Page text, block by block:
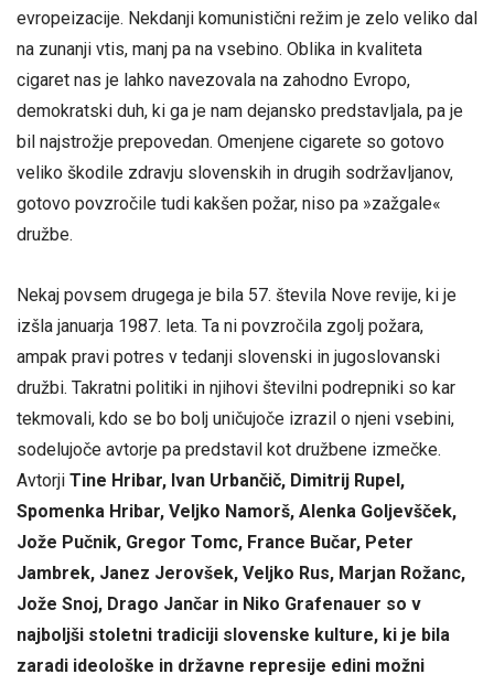
evropeizacije. Nekdanji komunistični režim je zelo veliko dal
na zunanji vtis, manj pa na vsebino. Oblika in kvaliteta
cigaret nas je lahko navezovala na zahodno Evropo,
demokratski duh, ki ga je nam dejansko predstavljala, pa je
bil najstrožje prepovedan. Omenjene cigarete so gotovo
veliko škodile zdravju slovenskih in drugih sodržavljanov,
gotovo povzročile tudi kakšen požar, niso pa »zažgale«
družbe.
Nekaj povsem drugega je bila 57. števila Nove revije, ki je
izšla januarja 1987. leta. Ta ni povzročila zgolj požara,
ampak pravi potres v tedanji slovenski in jugoslovanski
družbi. Takratni politiki in njihovi številni podrepniki so kar
tekmovali, kdo se bo bolj uničujoče izrazil o njeni vsebini,
sodelujoče avtorje pa predstavil kot družbene izmečke.
Avtorji Tine Hribar, Ivan Urbančič, Dimitrij Rupel,
Spomenka Hribar, Veljko Namorš, Alenka Goljevšček,
Jože Pučnik, Gregor Tomc, France Bučar, Peter
Jambrek, Janez Jerovšek, Veljko Rus, Marjan Rožanc,
Jože Snoj, Drago Jančar in Niko Grafenauer so v
najboljši stoletni tradiciji slovenske kulture, ki je bila
zaradi ideološke in državne represije edini možni